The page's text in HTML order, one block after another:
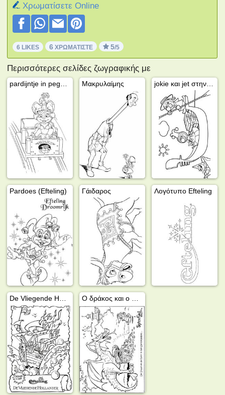
Xρωματίσετε Online
6 LIKES 6 ΧΡΩΜΑΤΊΣΤΕ 5/5
Περισσότερες σελίδες ζωγραφικής με
Μακρυλαίμης
Pardoes (Efteling) Γάιδαρος Λογότυπο Efteling